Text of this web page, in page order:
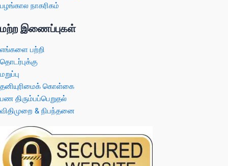
பழங்கால நாகரிகம்
மற்ற இணைப்புகள்
எங்களை பற்றி
தொடர்புக்கு
மறுப்பு
தனியுரிமைக் கொள்கை
பண திரும்பப்பெறுதல்
விதிமுறை & நிபந்தனை